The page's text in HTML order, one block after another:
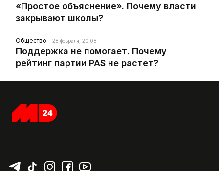
«Простое объяснение». Почему власти
закрывают школы?
Общество 28 февраля, 20:08
Поддержка не помогает. Почему
рейтинг партии PAS не растет?